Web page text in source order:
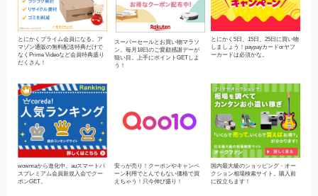
とにかくプライム会員になる。ア
マゾン通販の無料配送特典だけで
なくPrime Videoなど会員特典盛り
だくさん！
スーパーセールとお買い物マラソ
ン。毎月18日のご愛顧感謝デーが
狙い目。上手にポイントGETしよ
う！
とにかく5日、15日、25日に買い物
しましょう！paypayカードorヤフ
ーカードは必須かな。
wowmaから進化中。auスマートパ
スプレミアム会員新規入会でクー
ポンGET。
安っが売り！クーポンやキャンペ
ーン利用でとんでもない価格で買
えちゃう！只今伸び盛り！
国内最大級のショッピング・オー
クション相場検索サイト。購入前
に役立ちます！